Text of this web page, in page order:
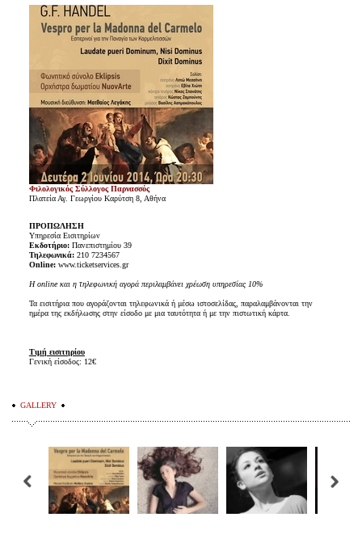
Φιλολογικός Σύλλογος Παρνασσός
Πλατεία Αγ. Γεωργίου Καρύτση 8, Αθήνα
ΠΡΟΠΩΛΗΣΗ
Υπηρεσία Εισιτηρίων
Εκδοτήριο:Πανεπιστημίου 39
Τηλεφωνικά:210 7234567
Online:www.ticketservices.gr
H online και η τηλεφωνική αγορά περιλαμβάνει χρέωση υπηρεσίας 10%
Τα εισιτήρια που αγοράζονται τηλεφωνικά ή μέσω ιστοσελίδας, παραλαμβάνονται την
ημέρα της εκδήλωσης στην είσοδο με μια ταυτότητα ή με την πιστωτική κάρτα.
Τιμή εισιτηρίου
Γενική είσοδος: 12€
GALLERY